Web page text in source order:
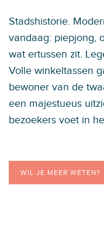
Stadshistorie.
vandaag: piepjong,
wat ertussen zit.
Volle winkeltassen
bewoner van de
een majestueus
bezoekers voet in
WIL JE MEER WETEN?